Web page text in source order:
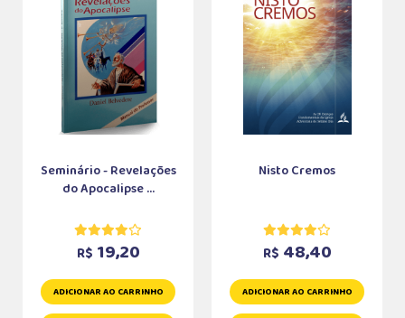
Seminário - Revelações
do Apocalipse ...
R$ 19,20
ADICIONAR AO CARRINHO
Nisto Cremos
R$ 48,40
ADICIONAR AO CARRINHO